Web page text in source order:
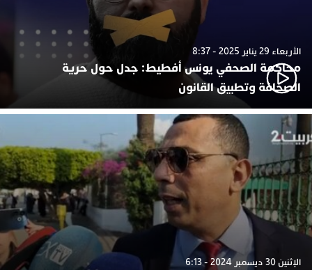
الأربعاء 29 يناير 2025 - 8:37
محاكمة الصحفي يونس أفطيط: جدل حول حرية
الصحافة وتطبيق القانون
الإثنين 30 ديسمبر 2024 - 6:13